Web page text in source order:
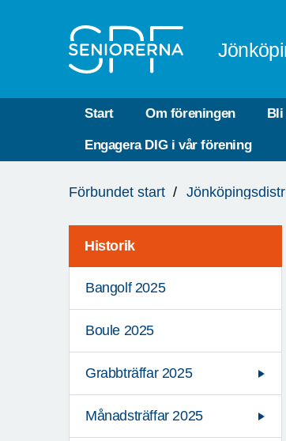
Start Om föreningen
Engagera DIG i vår förening
är
Förbundet start
Historik
Bangolf 2025
Boule 2025
Grabbträffar 2025
Månadsträffar 2025